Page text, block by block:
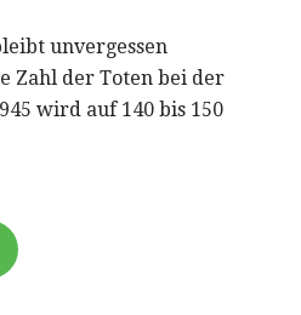
unvergessen
Zahl der Toten bei der
wird auf 140 bis 150